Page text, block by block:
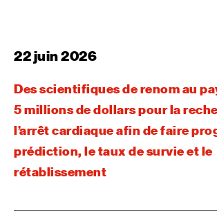
22 juin 2026
Des scientifiques de renom au
5 millions de dollars pour la
l’arrêt cardiaque afin de faire
prédiction, le taux de survie et le
rétablissement